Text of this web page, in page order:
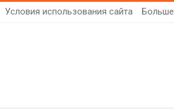
Условия использования сайта Больше